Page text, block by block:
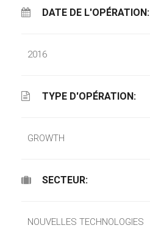
DATE DE L'OPÉRATION:
2016
TYPE D'OPÉRATION:
GROWTH
SECTEUR:
NOUVELLES TECHNOLOGIES